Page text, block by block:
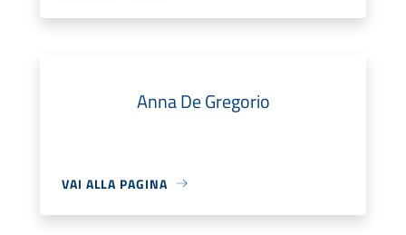
Anna De Gregorio
VAI ALLA PAGINA